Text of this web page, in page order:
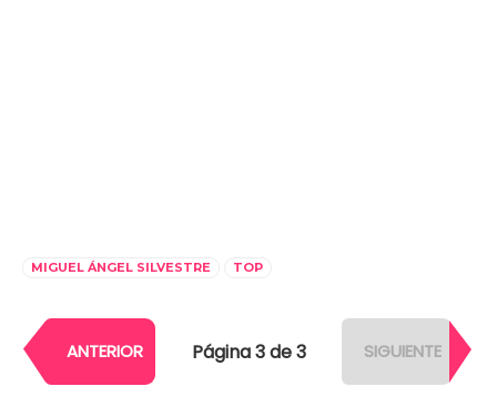
MIGUEL ÁNGEL SILVESTRE TOP
ANTERIOR Página 3 de 3 SIGUIENTE